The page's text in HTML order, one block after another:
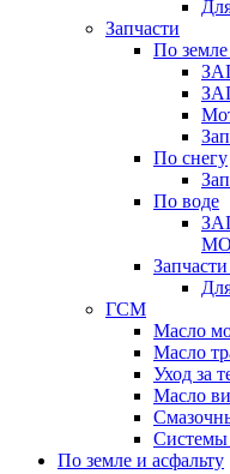
Запчасти
По земле
По снегу
По воде
ГСМ
Масло
Масло
Уход за
Масло
Системы
По земле и асфальту